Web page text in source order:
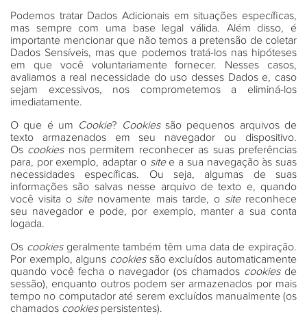
Podemos tratar Dados Adicionais em situações específicas,
mas sempre com uma base legal válida. Além disso, é
importante mencionar que não temos a pretensão de coletar
Dados Sensíveis, mas que podemos tratá-los nas hipóteses
em que você voluntariamente fornecer. Nesses casos,
avaliamos a real necessidade do uso desses Dados e, caso
sejam excessivos, nos comprometemos a eliminá-los
imediatamente.
O que é um Cookie? Cookiessão pequenos arquivos de
texto armazenados em seu navegador ou dispositivo.
Os cookiesnos permitem reconhecer as suas preferências
para, por exemplo, adaptar o sitee a sua navegação às suas
necessidades específicas. Ou seja, algumas de suas
informações são salvas nesse arquivo de texto e, quando
você visita o sitenovamente mais tarde, osite reconhece
seu navegador e pode, por exemplo, manter a sua conta
logada.
Os cookiesgeralmente também têm uma data de expiração.
Por exemplo, alguns cookiessão excluídos automaticamente
quando você fecha o navegador (os chamados cookiesde
sessão), enquanto outros podem ser armazenados por mais
tempo no computador até serem excluídos manualmente (os
chamados cookiespersistentes).